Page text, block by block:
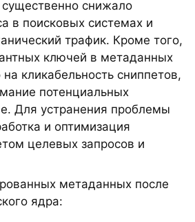
снижало
в поисковых системах и
трафик. Кроме того,
ключей в метаданных
кликабельность сниппетов,
потенциальных
Для устранения проблемы
и оптимизация
целевых запросов и
метаданных после
ядра: